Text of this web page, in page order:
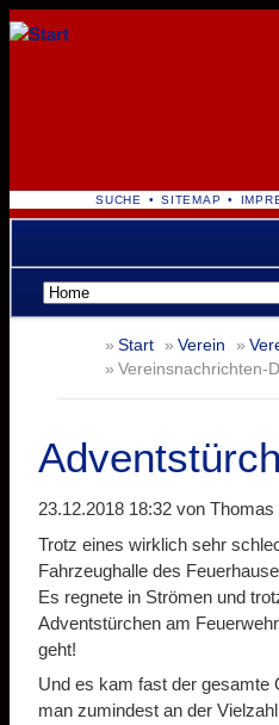
NAVIGATION
ÜBERSPRINGEN
SUCHE SITEMAP
Navigation
überspringen
Start Verein
Vereinsnachrichten-
23.12.2018 18:32 von Thomas
Trotz eines wirklich sehr
Fahrzeughalle des
Es regnete in Strömen und
Adventstürchen am
geht!
Und es kam fast der gesamte
man zumindest an der